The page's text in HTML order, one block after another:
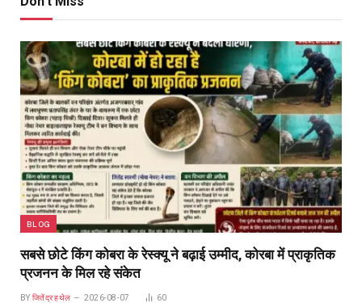
BLOG
सबसे छोटे किंग कोबरा के रेस्क्यू ने बढ़ाई उम्मीद, कोरबा में प्राकृतिक
प्रजनन के मिल रहे संकेत
BY जितेंद्र हथेल 2026-08-07 60